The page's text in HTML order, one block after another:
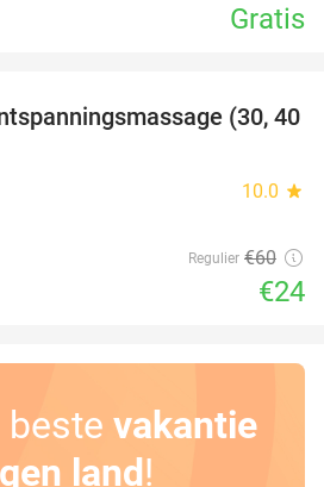
Gratis
60%
(30, 40
10.0 star
Regulier €60
€24
beste vakantie
land!